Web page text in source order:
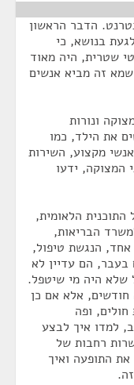
הדבר הראשון
בנושא, כי
שטרית, היה מאוד
זה מביא אנשים
ונורות
את הילד, כמו
מקצוע, השירות
המצוקה, ידעו
הלאומית,
הבריאות,
אחד, הנגשת טיפול,
הם עדיין לא
היה מי שיטפל.
אלא אם כן
חולים, ופה
למדו איך לבצע
רחבות של
התופעה ואיך